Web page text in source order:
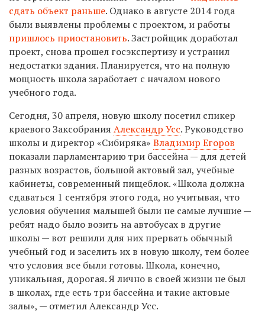
сдать объект раньше. Однако в августе 2014 года
были выявлены проблемы с проектом, и работы
пришлось приостановить. Застройщик доработал
проект, снова прошел госэкспертизу и устранил
недостатки здания. Планируется, что на полную
мощность школа заработает с началом нового
учебного года.
Сегодня, 30 апреля, новую школу посетил спикер
краевого Заксобрания Александр Усс. Руководство
школы и директор «Сибиряка» Владимир Егоров
показали парламентарию три бассейна — для детей
разных возрастов, большой актовый зал, учебные
кабинеты, современный пищеблок. «Школа должна
сдаваться 1 сентября этого года, но учитывая, что
условия обучения малышей были не самые лучшие —
ребят надо было возить на автобусах в другие
школы — вот решили для них прервать обычный
учебный год и заселить их в новую школу, тем более
что условия все были готовы. Школа, конечно,
уникальная, дорогая. Я лично в своей жизни не был
в школах, где есть три бассейна и такие актовые
залы», — отметил Александр Усс.